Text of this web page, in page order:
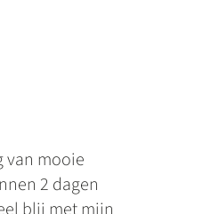
van mooie
2 dagen